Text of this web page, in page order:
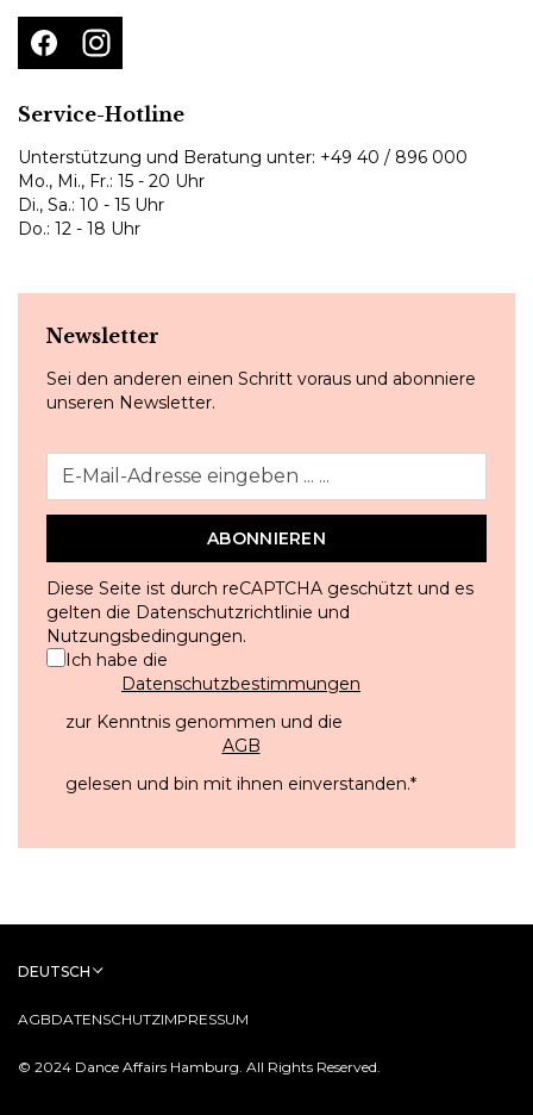
Service-Hotline
Unterstützung und Beratung unter: +49 40 / 896 000
Mo., Mi., Fr.: 15 - 20 Uhr
Di., Sa.: 10 - 15 Uhr
Do.: 12 - 18 Uhr
Newsletter
Sei den anderen einen Schritt voraus und abonniere
unseren Newsletter.
ABONNIEREN
Diese Seite ist durch reCAPTCHA geschützt und es
gelten die Datenschutzrichtlinie und
Nutzungsbedingungen.
Ich habe die
Datenschutzbestimmungen
zur Kenntnis genommen und die
AGB
gelesen und bin mit ihnen einverstanden.*
© 2024 Dance Affairs Hamburg. All Rights Reserved.
AGBDATENSCHUTZIMPRESSUM
DEUTSCH